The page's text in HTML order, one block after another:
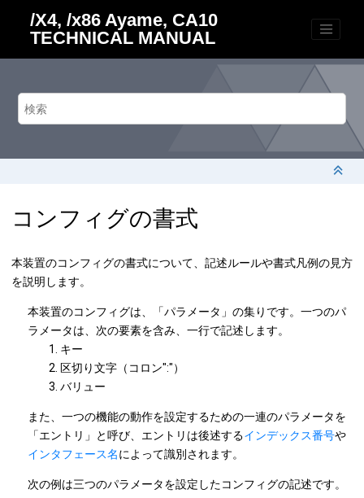
/X4, /x86 Ayame, CA10
TECHNICAL MANUAL
コンフィグの書式
本装置のコンフィグの書式について、記述ルールや書式凡例の見方
を説明します。
本装置のコンフィグは、「パラメータ」の集りです。一つのパ
ラメータは、次の要素を含み、一行で記述します。
キー
区切り文字（コロン":"）
バリュー
また、一つの機能の動作を設定するための一連のパラメータを
「エントリ」と呼び、エントリは後述するインデックス番号や
インタフェース名によって識別されます。
次の例は三つのパラメータを設定したコンフィグの記述です。